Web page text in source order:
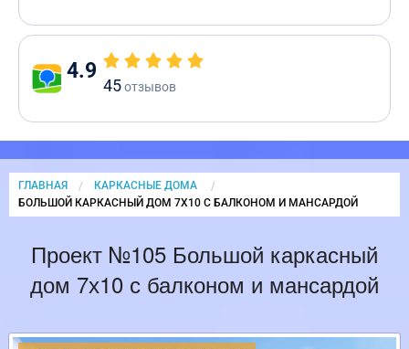
4.9
45отзывов
ГЛАВНАЯ
КАРКАСНЫЕ ДОМА
CURRENT:
БОЛЬШОЙ КАРКАСНЫЙ ДОМ 7Х10 С БАЛКОНОМ И МАНСАРДОЙ
Проект №105 Большой каркасный
дом 7х10 с балконом и мансардой